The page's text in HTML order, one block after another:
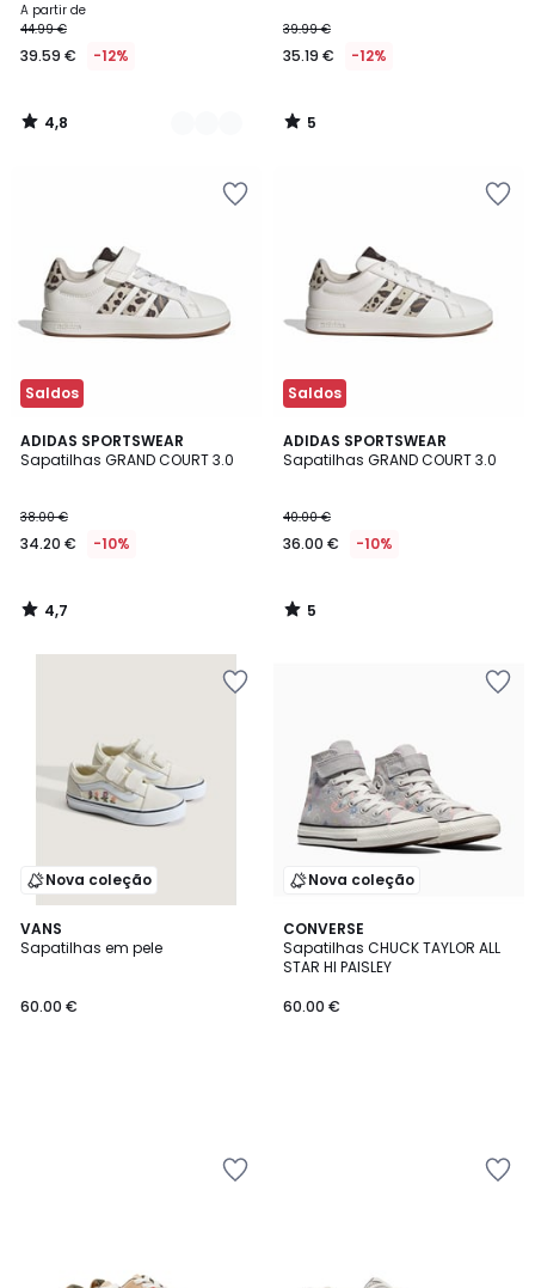
A partir de
44.99 €
39.59 € -12%
4,8
/
39.99 €
35.19 € -12%
5
/
Saldos
ADIDAS SPORTSWEAR
Sapatilhas GRAND COURT 3.0
38.00 €
34.20 € -10%
4,7
/ 5
4,7
/
Saldos
ADIDAS SPORTSWEAR
Sapatilhas GRAND COURT 3.0
40.00 €
36.00 € -10%
5
/
5
/
Nova coleção
VANS
Sapatilhas em pele
60.00 €
Nova coleção
CONVERSE
Sapatilhas CHUCK TAYLOR ALL
STAR HI PAISLEY
60.00 €